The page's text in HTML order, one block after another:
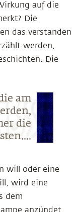
auf die
Die
das verstanden
werden,
Die
am
die
will oder eine
wird eine
dem
anzündet,